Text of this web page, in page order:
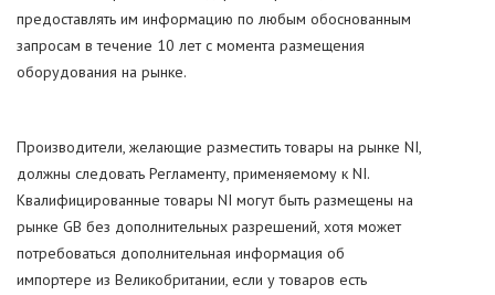
предоставлять им информацию по любым обоснованным
запросам в течение 10 лет с момента размещения
оборудования на рынке.
Производители, желающие разместить товары на рынке NI,
должны следовать Регламенту, применяемому к NI.
Квалифицированные товары NI могут быть размещены на
рынке GB без дополнительных разрешений, хотя может
потребоваться дополнительная информация об
импортере из Великобритании, если у товаров есть